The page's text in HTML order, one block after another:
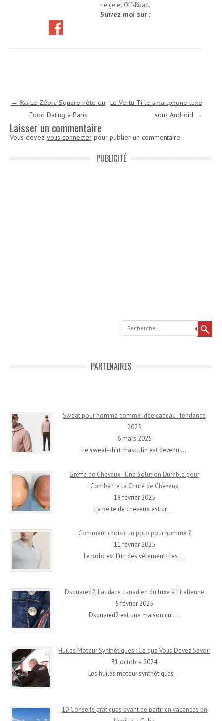
neige et Off-Road.
Suivez moi sur :
Navigation des articles
← %s Le Zébra Square hôte du
Food Dating à Paris
Le Vertu Ti le smartphone luxe
sous Android →
Laisser un commentaire
Vous devez vous connecter pour publier un commentaire.
PUBLICITÉ
Recherche
PARTENAIRES
Sweat pour homme comme idée cadeau : tendance
2025
6 mars 2025
Le sweat-shirt masculin est devenu …
Greffe de Cheveux : Une Solution Durable pour
Combattre la Chute de Cheveux
18 février 2025
La perte de cheveux est un …
Comment choisir un polo pour homme ?
11 février 2025
Le polo est l’un des vêtements les …
Dsquared2, L’audace canadien du luxe à l’italienne
5 février 2025
Dsquared2 est une maison qui …
Huiles Moteur Synthétiques : Ce que Vous Devez Savoir
31 octobre 2024
Les huiles moteur synthétiques …
10 Conseils pratiques avant de partir en vacances en